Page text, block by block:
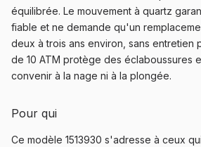
équilibrée. Le mouvement à quartz
fiable et ne demande qu'un
deux à trois ans environ, sans entretien
de 10 ATM protège des éclaboussures
convenir à la nage ni à la plongée.
Pour qui
Ce modèle 1513930 s'adresse à ceux